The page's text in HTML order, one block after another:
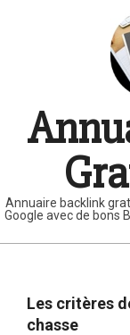
Annuaire backlink
Google avec de bons
NavigationLes critères
chasse